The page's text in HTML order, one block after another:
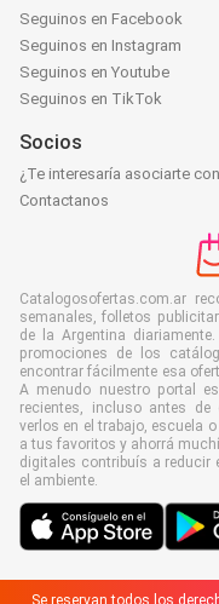
Seguinos en Facebook
Seguinos en Instagram
Seguinos en Youtube
Seguinos en TikTok
Socios
¿Te interesaría asociarte
Contactanos
Catalogosofertas.com.ar
semanales, folletos
de la Argentina
promociones de los
encontrar fácilmente esa
A menudo nuestro portal
recientes, incluso antes de
verlos en el trabajo, escuela
a tus favoritos y ahorrá
digitales contribuís a reducir
el ambiente.
Se reservan todos los